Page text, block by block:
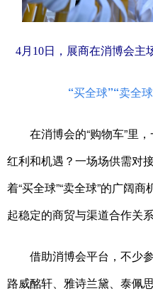
4月10日，展商在消博会主
“买全球”“卖全
在消博会的“购物车”里，
红利和机遇？一场场供需对
着“买全球”“卖全球”的广阔
起稳定的商贸与渠道合作关
借助消博会平台，不少参
路威酩轩、雅诗兰黛、泰佩